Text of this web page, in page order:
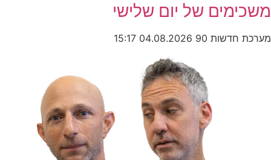
משכימים של יום שלישי
מערכת חדשות 90 04.08.2026
15:17